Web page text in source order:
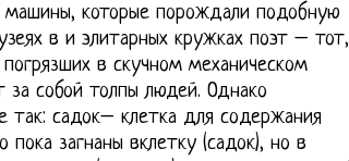
машины, которые порождали подобную
в и элитарных кружках поэт – тот,
в скучном механическом
собой толпы людей. Однако
так: садок– клетка для содержания
загнаны вклетку (садок), но в